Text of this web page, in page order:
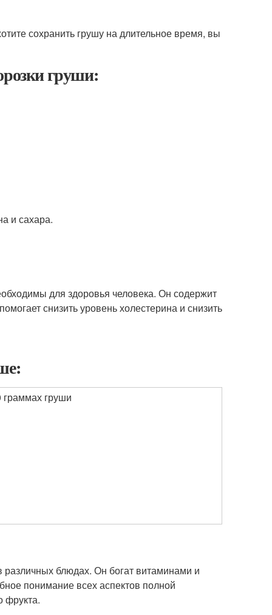
сохранить грушу на длительное время, вы
груши:
и сахара.
для здоровья человека. Он содержит
снизить уровень холестерина и снизить
граммах груши
блюдах. Он богат витаминами и
понимание всех аспектов полной
фрукта.